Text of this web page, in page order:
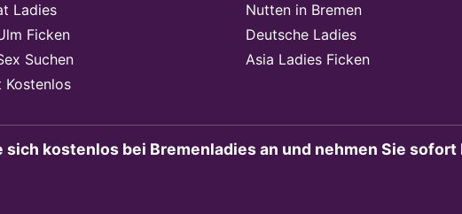
Ladies
Ficken
Suchen
Kostenlos
Nutten in Bremen
Deutsche Ladies
Asia Ladies Ficken
kostenlos bei Bremenladies an und nehmen Sie sofort